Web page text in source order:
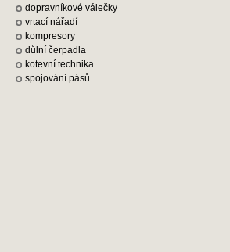
dopravníkové válečky
vrtací nářadí
kompresory
důlní čerpadla
kotevní technika
spojování pásů